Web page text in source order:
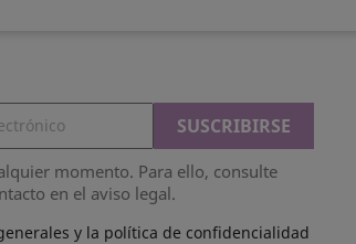
momento. Para ello, consulte
en el aviso legal.
y la política de confidencialidad